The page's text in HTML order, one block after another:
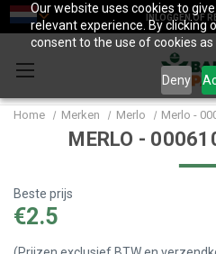
Our website uses cookies to
relevant experience. By clicking
consent to the use of cookies as
Deny
INLOGGEN OF
Home Merken Merlo Merlo -
MERLO -
Beste prijs
€2.5